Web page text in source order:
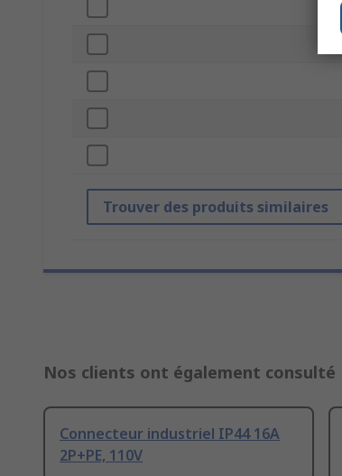
Trouver des produits similaires
Nos clients ont également consulté
Connecteur industriel IP44 16A
2P+PE, 110V